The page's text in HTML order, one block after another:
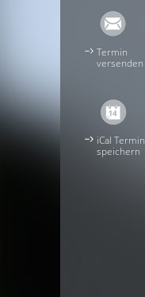
Termin
versenden
iCal Termin
speichern